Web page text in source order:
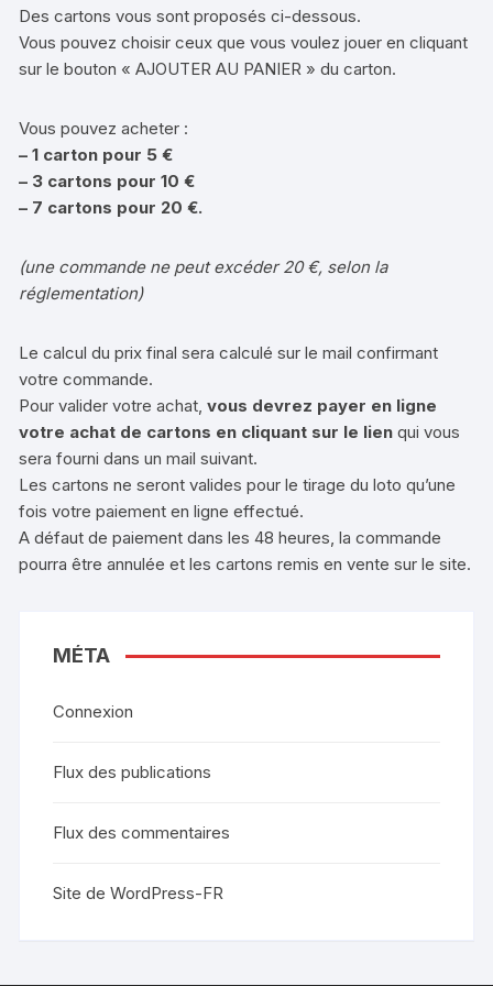
Des cartons vous sont proposés ci-dessous.
Vous pouvez choisir ceux que vous voulez jouer en cliquant
sur le bouton « AJOUTER AU PANIER » du carton.
Vous pouvez acheter :
– 1 carton pour 5 €
– 3 cartons pour 10 €
– 7 cartons pour 20 €.
(une commande ne peut excéder 20 €, selon la
réglementation)
Le calcul du prix final sera calculé sur le mail confirmant
votre commande.
Pour valider votre achat,vous devrez payer en ligne
votre achat de cartons en cliquant sur le lien qui vous
sera fourni dans un mail suivant.
Les cartons ne seront valides pour le tirage du loto qu’une
fois votre paiement en ligne effectué.
A défaut de paiement dans les 48 heures, la commande
pourra être annulée et les cartons remis en vente sur le site.
MÉTA
Connexion
Flux des publications
Flux des commentaires
Site de WordPress-FR